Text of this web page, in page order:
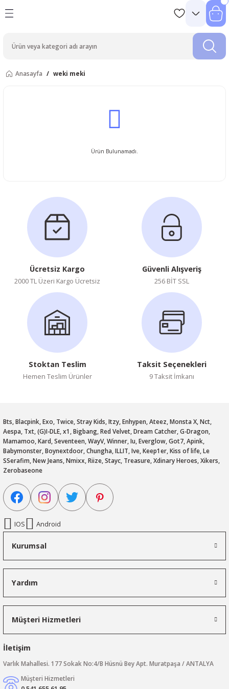
Anasayfa weki meki
Ürün Bulunamadı.
Ücretsiz Kargo
2000 TL Üzeri Kargo Ücretsiz
Güvenli Alışveriş
256 BİT SSL
Stoktan Teslim
Hemen Teslim Ürünler
Taksit Seçenekleri
9 Taksit İmkanı
Bts, Blacpink, Exo, Twice, Stray Kids, Itzy, Enhypen, Ateez, Monsta X, Nct,
Aespa, Txt, (G)I-DLE, x1, Bigbang, Red Velvet, Dream Catcher, G-Dragon,
Mamamoo, Kard, Seventeen, WayV, Winner, Iu, Everglow, Got7, Apink,
Babymonster, Boynextdoor, Chungha, ILLIT, Ive, Keep1er, Kiss of life, Le
SSerafim, New Jeans, Nmixx, Riize, Stayc, Treasure, Xdinary Heroes, Xikers,
Zerobaseone
IOS Android
Kurumsal
Yardım
Müşteri Hizmetleri
İletişim
Varlık Mahallesi. 177 Sokak No:4/B Hüsnü Bey Apt. Muratpaşa / ANTALYA
Müşteri Hizmetleri